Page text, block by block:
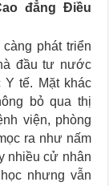
đẳng Điều
phát triển
đầu tư nước
tế. Mặt khác
bỏ qua thị
viện, phòng
ra như nấm
nhiều cử nhân
nhưng vẫn